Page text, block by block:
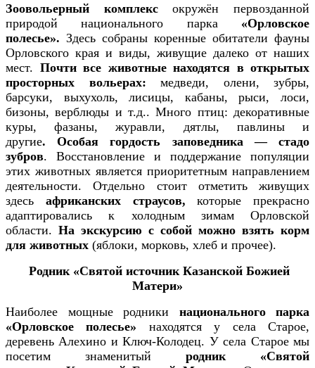
Зоовольерный комплексокружён первозданной
природой национального парка «Орловское
полесье». Здесь собраны коренные обитатели фауны
Орловского края и виды, живущие далеко от наших
мест. Почти все животные находятся в открытых
просторных вольерах: медведи, олени, зубры,
барсуки, выхухоль, лисицы, кабаны, рыси, лоси,
бизоны, верблюды и т.д.. Много птиц: декоративные
куры, фазаны, журавли, дятлы, павлины и
другие.
Особая гордость заповедника — стадо
зубров. Восстановление и поддержание популяции
этих животных является приоритетным направлением
деятельности. Отдельно стоит отметить живущих
здесь африканских страусов, которые прекрасно
адаптировались к холодным зимам Орловской
области. На экскурсию с собой можно взять корм
для животных (яблоки, морковь, хлеб и прочее).
Родник «Святой источник Казанской Божией
Матери»
Наиболее мощные родники национального парка
«Орловское полесье» находятся у села Старое,
деревень Алехино и Ключ-Колодец. У села Старое мы
посетим знаменитый родник «Святой